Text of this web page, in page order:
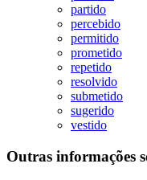
partido
percebido
permitido
prometido
repetido
resolvido
submetido
sugerido
vestido
Outras informações